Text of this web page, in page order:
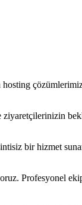
hosting
bir hizmet
Profesyonel